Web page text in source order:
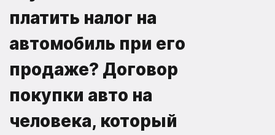
платить налог на
автомобиль при его
продаже? Договор
покупки авто на
человека, который